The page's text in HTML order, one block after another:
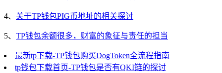
4、 关于TP钱包PIG币地址的相关探讨
5、 TP钱包余额很多，财富的象征与责任的担当
最新tp下载-TP钱包购买DogToken全流程指南
tp钱包下载首页-TP钱包是否有QKI链的探讨